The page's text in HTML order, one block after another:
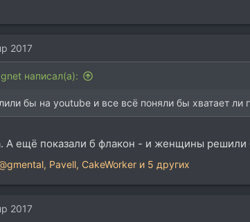
2017
написал(а):
бы на youtube и все всё поняли бы хватает ли
А ещё показали б флакон - и женщины решили
, Pavell, CakeWorker и 5 других
2017